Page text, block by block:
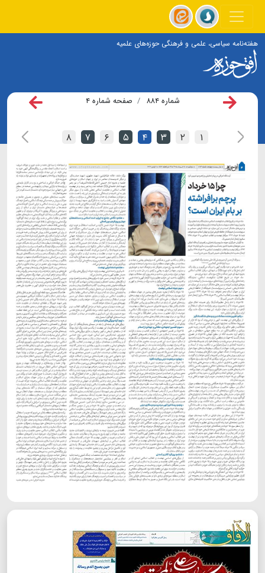
هفته‌نامه سیاسی، علمی و فرهنگی حوزه‌های علمیه
شماره ۸۸۴ صفحه شماره ۴
۱ ۲ ۳ ۴ ۵ ۶ ۷ ۸